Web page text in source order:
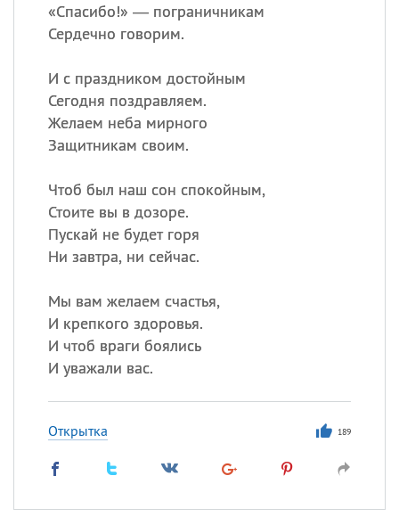
«Спасибо!» — пограничникам
Сердечно говорим.
И с праздником достойным
Сегодня поздравляем.
Желаем неба мирного
Защитникам своим.
Чтоб был наш сон спокойным,
Стоите вы в дозоре.
Пускай не будет горя
Ни завтра, ни сейчас.
Мы вам желаем счастья,
И крепкого здоровья.
И чтоб враги боялись
И уважали вас.
Открытка 189